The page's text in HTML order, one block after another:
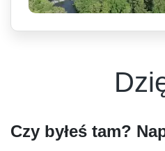
Czy byłeś tam?